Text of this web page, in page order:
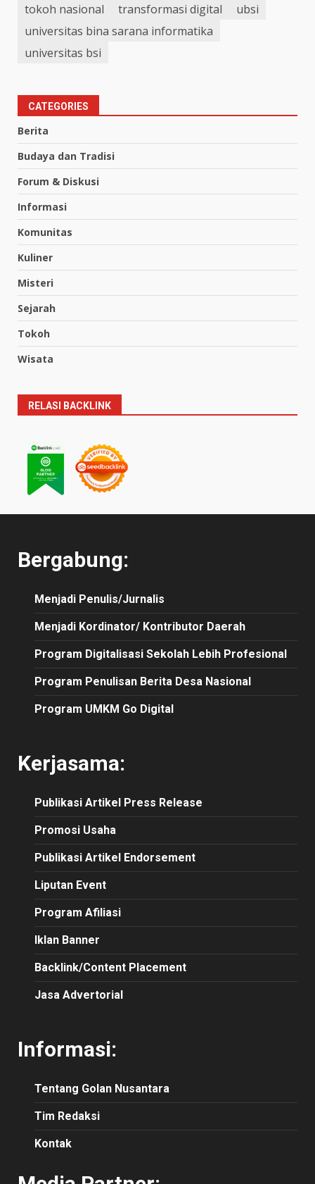
tokoh nasional
transformasi digital
ubsi
universitas bina sarana informatika
universitas bsi
CATEGORIES
Berita
Budaya dan Tradisi
Forum & Diskusi
Informasi
Komunitas
Kuliner
Misteri
Sejarah
Tokoh
Wisata
RELASI BACKLINK
Bergabung:
Menjadi Penulis/Jurnalis
Menjadi Kordinator/ Kontributor Daerah
Program Digitalisasi Sekolah Lebih Profesional
Program Penulisan Berita Desa Nasional
Program UMKM Go Digital
Kerjasama:
Publikasi Artikel Press Release
Promosi Usaha
Publikasi Artikel Endorsement
Liputan Event
Program Afiliasi
Iklan Banner
Backlink/Content Placement
Jasa Advertorial
Informasi:
Tentang Golan Nusantara
Tim Redaksi
Kontak